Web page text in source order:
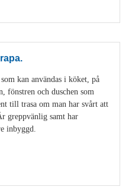
kan användas i köket, på
fönstren och duschen som
till trasa om man har svårt att
greppvänlig samt har
inbyggd.